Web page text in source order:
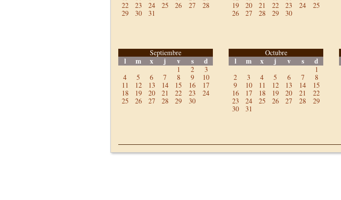
22
23 24 25 26 27
28
29
30 31
19
20 21 22 23 24
25
26
27 28 29 30
Septiembre
l m x j v s d
1 2
3
4
5 6 7 8 9
10
11
12 13 14 15 16
17
18
19 20 21 22 23
24
25
26 27 28 29 30
Octubre
l m x j v s d
1
2
3 4 5 6 7
8
9
10 11 12 13 14
15
16
17 18 19 20 21
22
23
24 25 26 27 28
29
30
31